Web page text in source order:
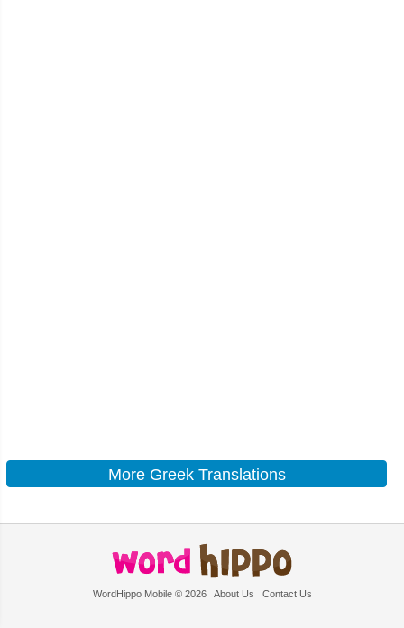
More Greek Translations
WordHippo Mobile © 2026 About Us Contact Us